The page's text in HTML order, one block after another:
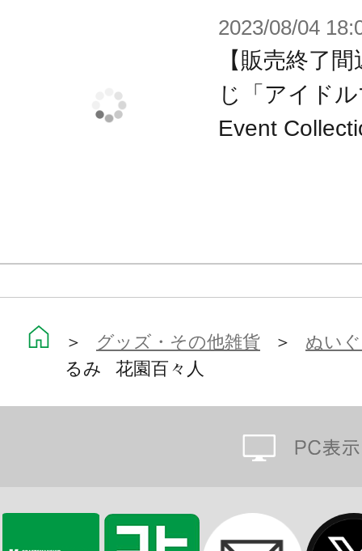
2023/08/04
【販売終了
じ「アイド
Event
＞ グッズ・その他雑貨 ＞ ぬい
るみ 花園百々人